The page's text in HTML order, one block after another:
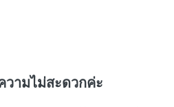
ามไม่สะดวกค่ะ